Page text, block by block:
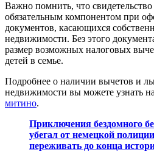
Важно помнить, что
обязательным компонентом при
документов, касающихся
недвижимости. Без этого
размер возможных налоговых
детей в семье.
Подробнее о наличии вычетов и
недвижимости вы можете узнать
митино.
Приключения бездомного
убегал от немецкой
переживать до конца